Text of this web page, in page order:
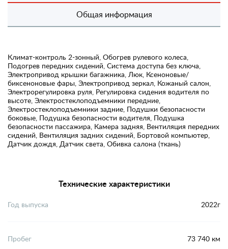
Общая информация
Климат-контроль 2-зонный, Обогрев рулевого колеса,
Подогрев передних сидений, Система доступа без ключа,
Электропривод крышки багажника, Люк, Ксеноновые/
биксеноновые фары, Электропривод зеркал, Кожаный салон,
Электрорегулировка руля, Регулировка сидения водителя по
высоте, Электростеклоподъемники передние,
Электростеклоподъемники задние, Подушки безопасности
боковые, Подушка безопасности водителя, Подушка
безопасности пассажира, Камера задняя, Вентиляция передних
сидений, Вентиляция задних сидений, Бортовой компьютер,
Датчик дождя, Датчик света, Обивка салона (ткань)
Технические характеристики
Год выпуска 2022г
Пробег 73 740 км